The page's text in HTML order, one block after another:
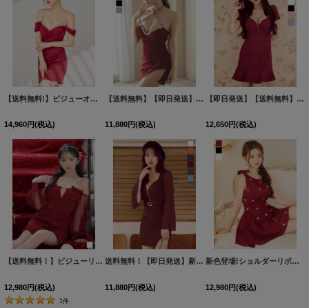
【送料無料!】ビジューオフショルタイトミニドレス/キャバドレス【XS-Lサイズ/1カラー】[OF03] 【YN】dzp
14,960円(税込)
【送料無料】【即日発送】新色登場！ホルターネック/ラメ/ビジュー/ストレッチ/タイト/ミニドレス/キャバドレス【XS-Mサイズ/5カラー】[OF03] 【YN】dzwvGI
11,880円(税込)
【即日発送】【送料無料】新色登場！ビジューリボンマーメイドミニドレス/キャバドレス【XS-XLサイズ/7カラー】[OF03] 【YN】dzwoBF
12,650円(税込)
【送料無料！】ビジューリボンマーメイドドレス/キャバドレス【YN】【XS-Lサイズ/2カラー】[OF03] 【YN】dzwe
12,980円(税込)
1 件
送料無料！【即日発送】新色登場！シアー/ロングスリーブ/ベルト/フロントジップ/谷間見せ/タイト/ミニドレス/キャバドレス【XS-XLサイズ/6カラー】[OF03] 【YN】dzwsAG
11,880円(税込)
新色登場!ショルダーリボンビジューフレアミニドレス/キャバドレス【XS-Lサイズ/3カラー】[OF03] 【YN】dzwvIA
12,980円(税込)